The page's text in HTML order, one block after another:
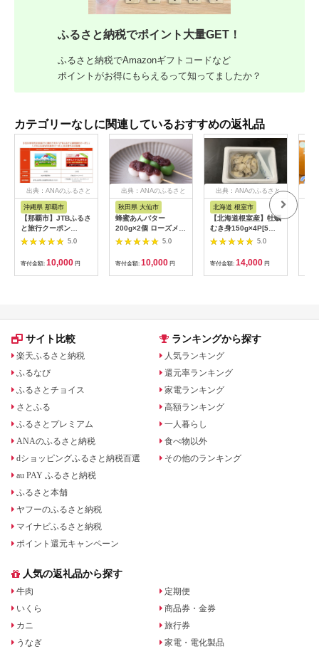
ふるさと納税でポイント大量GET！
ふるさと納税でAmazonギフトコードなど
ポイントがお得にもらえるって知ってましたか？
カテゴリーなしに関連しているおすすめの返礼品
出典：ANAのふるさと
沖縄県 那覇市
【那覇市】JTBふるさ
と旅行クーポン
（3,000円分）有効期
間3年（Eメール発
行）｜旅行 トラベル
予約 国内旅行 JTB 宿
泊 観光 体験 旅行券
人気 おすすめ 旅行ク
ン ネット予約 電話 有
5.0
寄付金額: 10,000 円
出典：ANAのふるさと
秋田県 大仙市
蜂蜜あんバター
200g×2個 ローズメイ
[あんバター はちみ
つ 発酵バター あん
こ 水あめ不使用 秋
田県 大仙市]
5.0
寄付金額: 10,000 円
出典：ANAのふるさと
納税
北海道 根室市
【北海道根室産】牡蠣
むき身150g×4P[5月
下旬以降発送] A-
5.0
寄付金額: 14,000 円
サイト比較
楽天ふるさと納税
ふるなび
ふるさとチョイス
さとふる
ふるさとプレミアム
ANAのふるさと納税
dショッピングふるさと納税百選
au PAY ふるさと納税
ふるさと本舗
ヤフーのふるさと納税
マイナビふるさと納税
ポイント還元キャンペーン
ランキングから探す
人気ランキング
還元率ランキング
家電ランキング
高額ランキング
一人暮らし
食べ物以外
その他のランキング
人気の返礼品から探す
牛肉
いくら
カニ
うなぎ
定期便
商品券・金券
旅行券
家電・電化製品